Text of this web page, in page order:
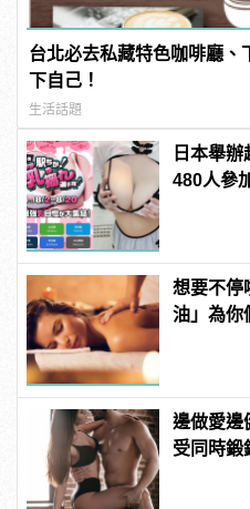
台北必去私藏特色咖啡廳、
下自己！
生活話題
日本舉
480人參
想要不停
油」為你
邊做愛邊
受同時鍛